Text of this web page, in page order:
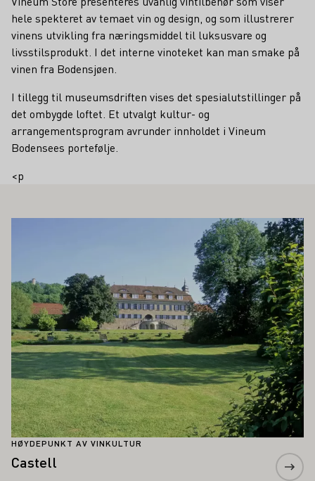
hele spekteret av temaet vin og design, og som illustrerer
vinens utvikling fra næringsmiddel til luksusvare og
livsstilsprodukt. I det interne vinoteket kan man smake på
vinen fra Bodensjøen.
I tillegg til museumsdriften vises det spesialutstillinger på
det ombygde loftet. Et utvalgt kultur- og
arrangementsprogram avrunder innholdet i Vineum
Bodensees portefølje.
<p
INTERESSERE DEG
HØYDEPUNKT AV VINKULTUR
Castell